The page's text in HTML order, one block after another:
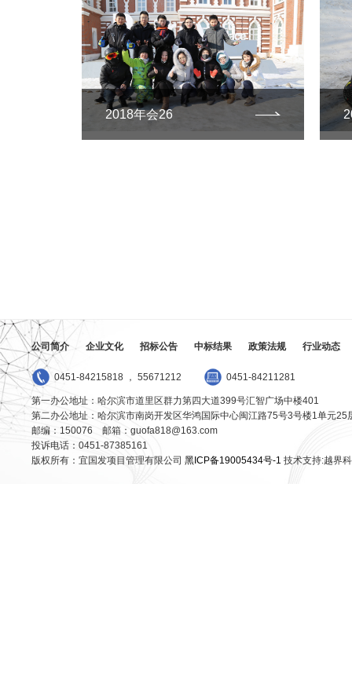
2018年会26
公司简介 企业文化 招标公告 中标结果 政策法规 行业动态
0451-84215818 ， 55671212 0451-84211281
第一办公地址：哈尔滨市道里区群力第四大道399号汇智广场中楼401
第二办公地址：哈尔滨市南岗开发区华鸿国际中心闽江路75号3号楼1单元25
邮编：150076 邮箱：guofa818@163.com
投诉电话：0451-87385161
版权所有：宜国发项目管理有限公司 黑ICP备19005434号-1 技术支持:越界